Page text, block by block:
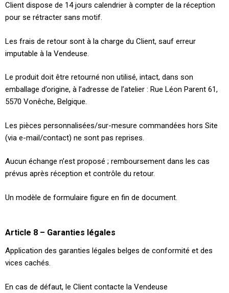
Client dispose de 14 jours calendrier à compter de la réception
pour se rétracter sans motif.
Les frais de retour sont à la charge du Client, sauf erreur
imputable à la Vendeuse.
Le produit doit être retourné non utilisé, intact, dans son
emballage d’origine, à l’adresse de l’atelier : Rue Léon Parent 61,
5570 Vonêche, Belgique.
Les pièces personnalisées/sur-mesure commandées hors Site
(via e-mail/contact) ne sont pas reprises.
Aucun échange n’est proposé ; remboursement dans les cas
prévus après réception et contrôle du retour.
Un modèle de formulaire figure en fin de document.
Article 8 – Garanties légales
Application des garanties légales belges de conformité et des
vices cachés.
En cas de défaut, le Client contacte la Vendeuse